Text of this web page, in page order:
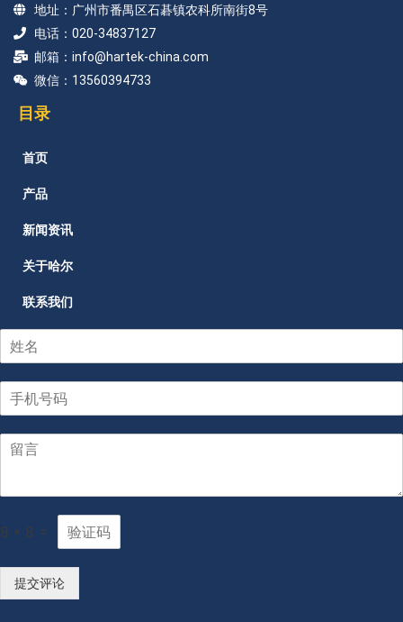
地址：广州市番禺区石碁镇农科所南街8号
电话：020-34837127
邮箱：info@hartek-china.com
微信：13560394733
目录
首页
产品
新闻资讯
关于哈尔
联系我们
8 * 8 =
提交评论